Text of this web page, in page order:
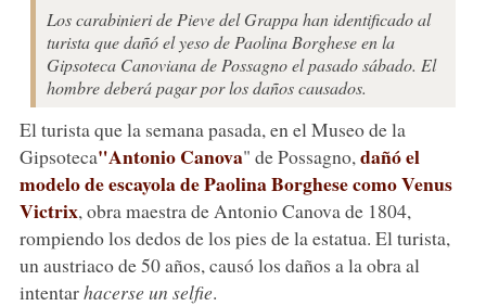
Los carabinieri de Pieve del Grappa han identificado al
turista que dañó el yeso de Paolina Borghese en la
Gipsoteca Canoviana de Possagno el pasado sábado. El
hombre deberá pagar por los daños causados.
El turista que la semana pasada, en el Museo de la
Gipsoteca"Antonio Canova" de Possagno, dañó el
modelo de escayola de Paolina Borghese como Venus
Victrix, obra maestra de Antonio Canova de 1804,
rompiendo los dedos de los pies de la estatua. El turista,
un austriaco de 50 años, causó los daños a la obra al
intentarhacerse un selfie.